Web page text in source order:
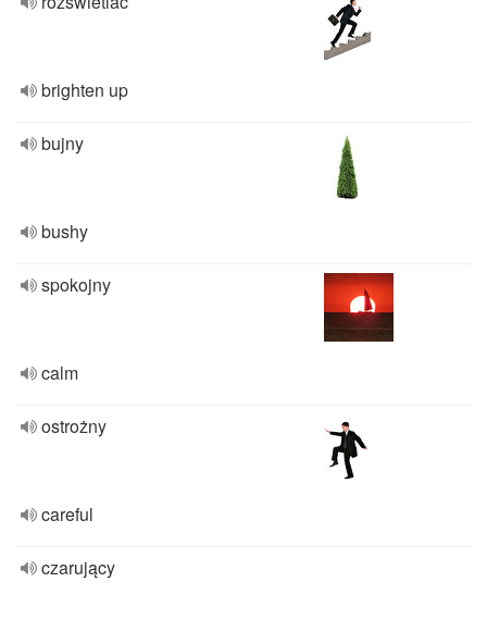
brighten up
bujny
bushy
spokojny
calm
ostrożny
careful
czarujący